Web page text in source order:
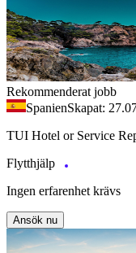
Rekommenderat jobb
SpanienSkapat:
TUI Hotel or Service
Flytthjälp
Ingen erfarenhet krävs
Ansök nu